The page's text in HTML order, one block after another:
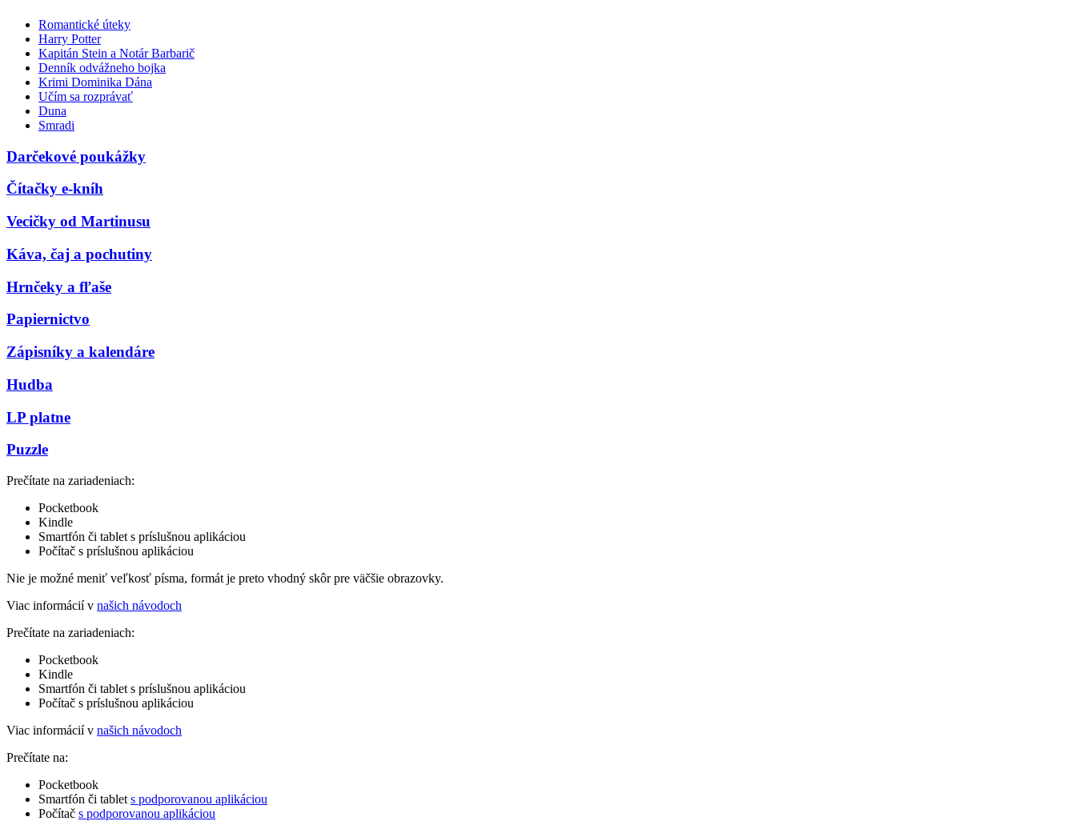
Romantické úteky
Harry Potter
Kapitán Stein a Notár Barbarič
Denník odvážneho bojka
Krimi Dominika Dána
Učím sa rozprávať
Duna
Smradi
Darčekové poukážky
Čítačky e-kníh
Vecičky od Martinusu
Káva, čaj a pochutiny
Hrnčeky a fľaše
Papiernictvo
Zápisníky a kalendáre
Hudba
LP platne
Puzzle
Prečítate na zariadeniach:
Pocketbook
Kindle
Smartfón či tablet s príslušnou aplikáciou
Počítač s príslušnou aplikáciou
Nie je možné meniť veľkosť písma, formát je preto vhodný skôr pre väčšie obrazovky.
Viac informácií v našich návodoch
Prečítate na zariadeniach:
Pocketbook
Kindle
Smartfón či tablet s príslušnou aplikáciou
Počítač s príslušnou aplikáciou
Viac informácií v našich návodoch
Prečítate na:
Pocketbook
Smartfón či tablet s podporovanou aplikáciou
Počítač s podporovanou aplikáciou